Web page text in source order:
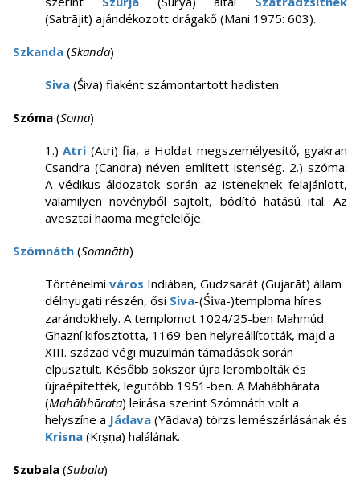
(Satrājit) ajándékozott drágakő (Mani 1975: 603).
Szkanda (Skanda)
Siva (Śiva) fiaként számontartott hadisten.
Szóma (Soma)
1.)Atri (Atri) fia, a Holdat megszemélyesítő, gyakran
Csandra (Candra) néven említett istenség. 2.) szóma:
A védikus áldozatok során az isteneknek felajánlott,
valamilyen növényből sajtolt, bódító hatású ital. Az
avesztai haoma megfelelője.
Szómnáth (Somnāth)
Történelmi város Indiában, Gudzsarát (Gujarāt) állam
délnyugati részén, ősi Siva-(Śiva-)temploma híres
zarándokhely. A templomot 1024/25-ben Mahmúd
Ghazní kifosztotta, 1169-ben helyreállították, majd a
XIII. század végi muzulmán támadások során
elpusztult. Később sokszor újra lerombolták és
újraépítették, legutóbb 1951-ben. A Mahábhárata
(Mahābhārata) leírása szerint Szómnáth volt a
helyszíne a Jádava (Yādava) törzs lemészárlásának és
Krisna (Kṛṣṇa) halálának.
Szubala (Subala)